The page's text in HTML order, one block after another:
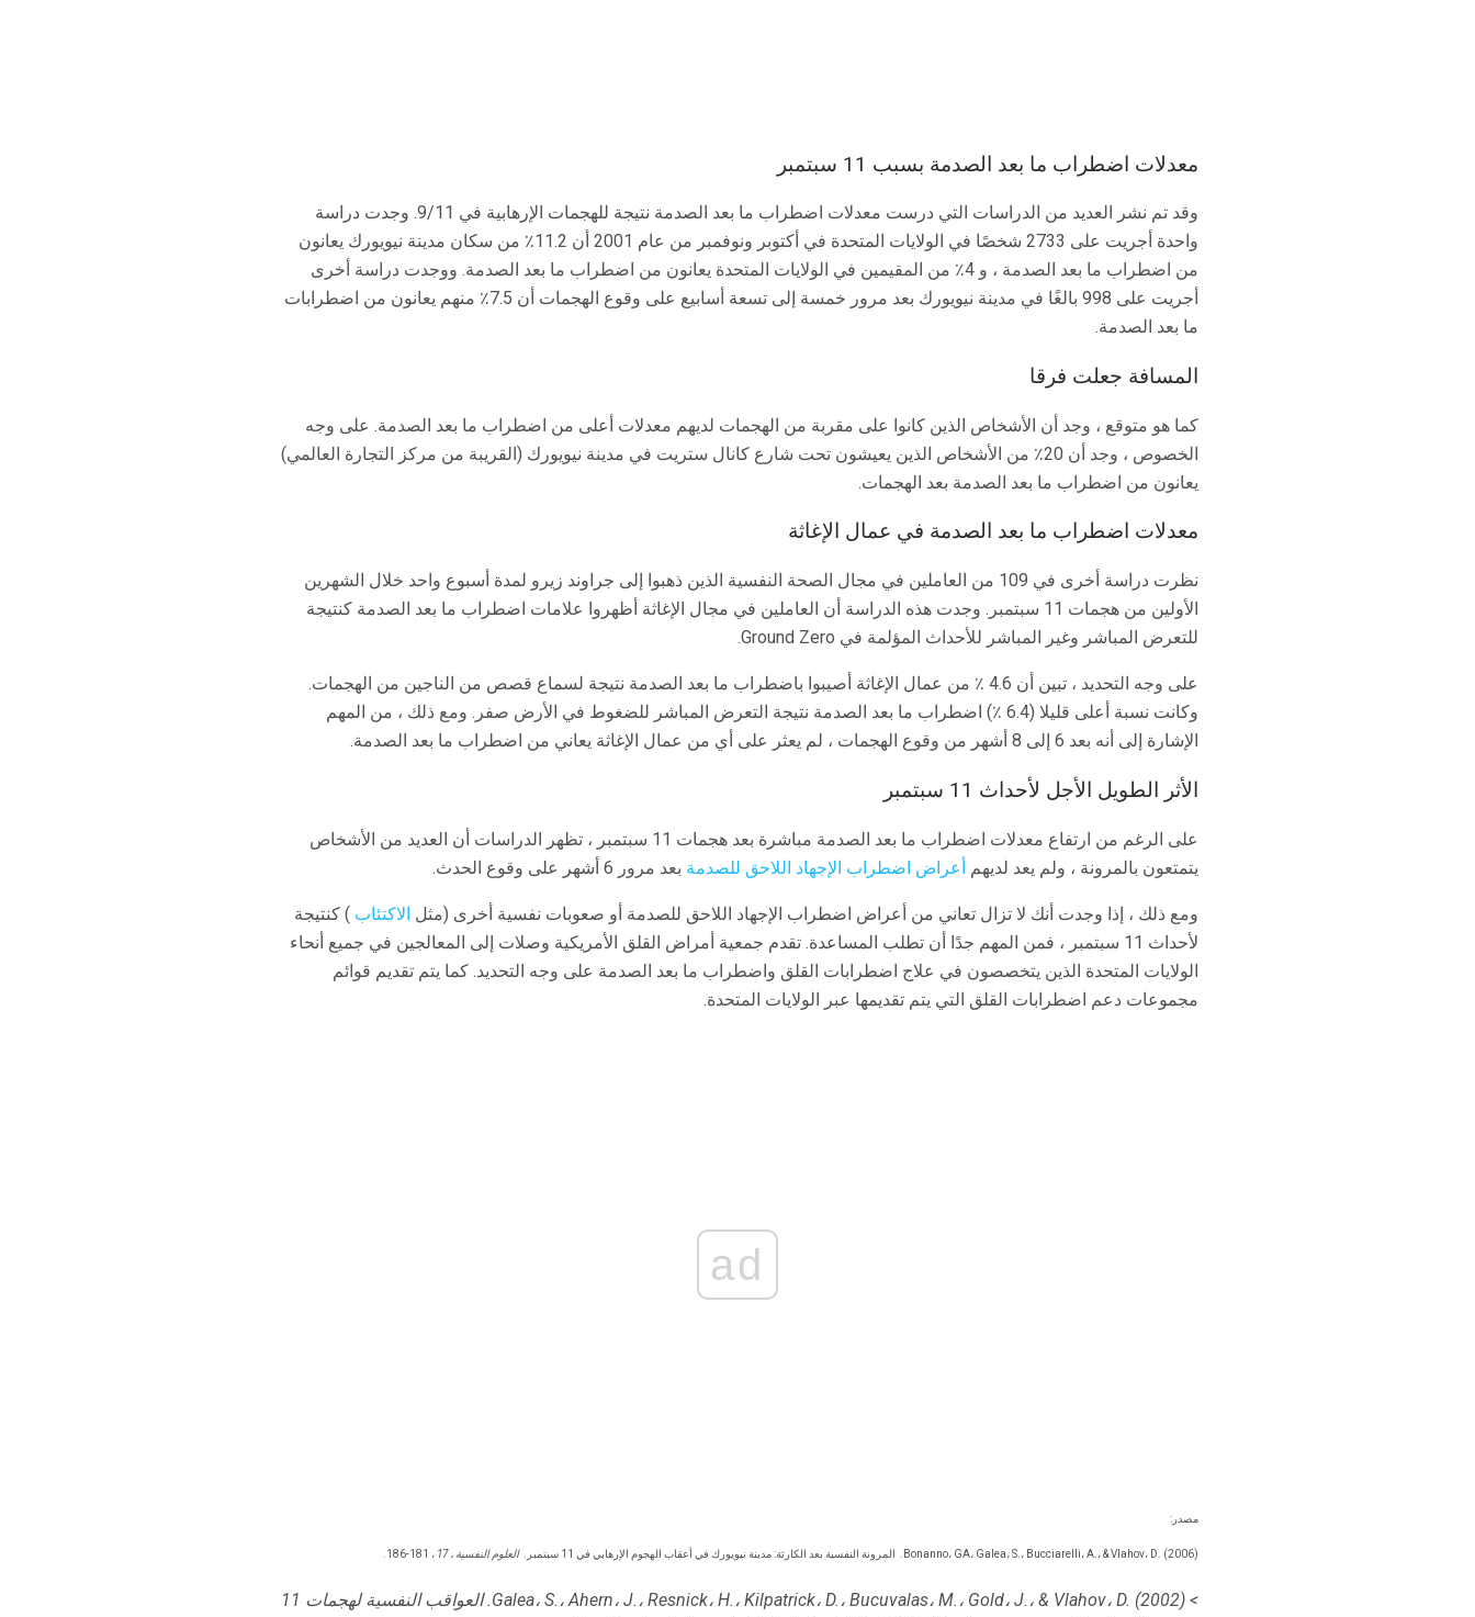
معدلات اضطراب ما بعد الصدمة بسبب 11 سبتمبر
وقد تم نشر العديد من الدراسات التي درست معدلات اضطراب ما بعد الصدمة نتيجة للهجمات الإرهابية في 9/11. وجدت دراسة
واحدة أجريت على 2733 شخصًا في الولايات المتحدة في أكتوبر ونوفمبر من عام 2001 أن 11.2٪ من سكان مدينة نيويورك يعانون
من اضطراب ما بعد الصدمة ، و 4٪ من المقيمين في الولايات المتحدة يعانون من اضطراب ما بعد الصدمة. ووجدت دراسة أخرى
أجريت على 998 بالغًا في مدينة نيويورك بعد مرور خمسة إلى تسعة أسابيع على وقوع الهجمات أن 7.5٪ منهم يعانون من اضطرابات
ما بعد الصدمة.
المسافة جعلت فرقا
كما هو متوقع ، وجد أن الأشخاص الذين كانوا على مقربة من الهجمات لديهم معدلات أعلى من اضطراب ما بعد الصدمة. على وجه
الخصوص ، وجد أن 20٪ من الأشخاص الذين يعيشون تحت شارع كانال ستريت في مدينة نيويورك (القريبة من مركز التجارة العالمي)
يعانون من اضطراب ما بعد الصدمة بعد الهجمات.
معدلات اضطراب ما بعد الصدمة في عمال الإغاثة
نظرت دراسة أخرى في 109 من العاملين في مجال الصحة النفسية الذين ذهبوا إلى جراوند زيرو لمدة أسبوع واحد خلال الشهرين
الأولين من هجمات 11 سبتمبر. وجدت هذه الدراسة أن العاملين في مجال الإغاثة أظهروا علامات اضطراب ما بعد الصدمة كنتيجة
للتعرض المباشر وغير المباشر للأحداث المؤلمة في Ground Zero.
على وجه التحديد ، تبين أن 4.6 ٪ من عمال الإغاثة أصيبوا باضطراب ما بعد الصدمة نتيجة لسماع قصص من الناجين من الهجمات.
وكانت نسبة أعلى قليلا (6.4 ٪) اضطراب ما بعد الصدمة نتيجة التعرض المباشر للضغوط في الأرض صفر. ومع ذلك ، من المهم
الإشارة إلى أنه بعد 6 إلى 8 أشهر من وقوع الهجمات ، لم يعثر على أي من عمال الإغاثة يعاني من اضطراب ما بعد الصدمة.
الأثر الطويل الأجل لأحداث 11 سبتمبر
على الرغم من ارتفاع معدلات اضطراب ما بعد الصدمة مباشرة بعد هجمات 11 سبتمبر ، تظهر الدراسات أن العديد من الأشخاص
يتمتعون بالمرونة ، ولم يعد لديهم أعراض اضطراب الإجهاد اللاحق للصدمة بعد مرور 6 أشهر على وقوع الحدث.
ومع ذلك ، إذا وجدت أنك لا تزال تعاني من أعراض اضطراب الإجهاد اللاحق للصدمة أو صعوبات نفسية أخرى (مثل الاكتئاب ) كنتيجة
لأحداث 11 سبتمبر ، فمن المهم جدًا أن تطلب المساعدة. تقدم جمعية أمراض القلق الأمريكية وصلات إلى المعالجين في جميع أنحاء
الولايات المتحدة الذين يتخصصون في علاج اضطرابات القلق واضطراب ما بعد الصدمة على وجه التحديد. كما يتم تقديم قوائم
مجموعات دعم اضطرابات القلق التي يتم تقديمها عبر الولايات المتحدة.
ad
مصدر:
Bonanno، GA، Galea، S.، Bucciarelli، A.، & Vlahov، D. (2006). المرونة النفسية بعد الكارثة: مدينة نيويورك في أعقاب الهجوم الإرهابي في 11 سبتمبر. العلوم النفسية ، 17 ، 181-186.
> Galea، S.، Ahern، J.، Resnick، H.، Kilpatrick، D.، Bucuvalas، M.، Gold، J.، & Vlahov، D. (2002).
العواقب النفسية لهجمات 11